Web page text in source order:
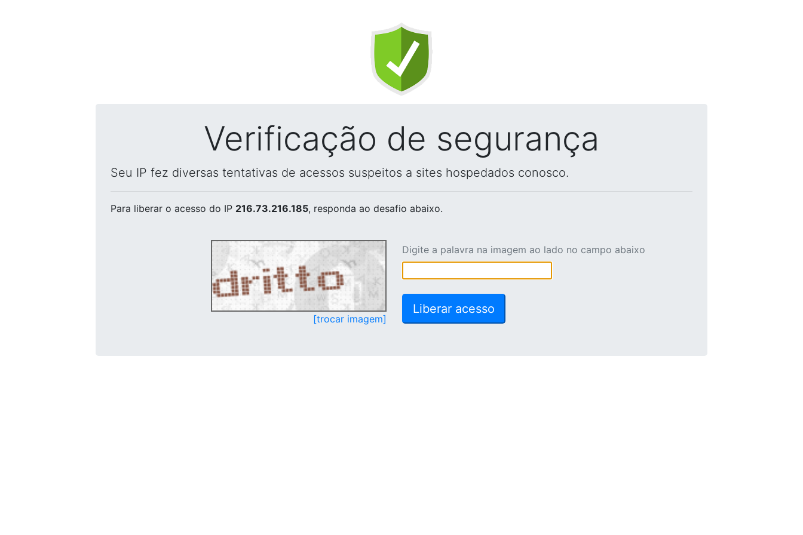
Verificação de segurança
Seu IP fez diversas tentativas de acessos suspeitos a sites hospedados conosco.
Para liberar o acesso do IP 216.73.216.185, responda ao desafio abaixo.
[trocar imagem]
Digite a palavra na imagem ao lado no campo abaixo